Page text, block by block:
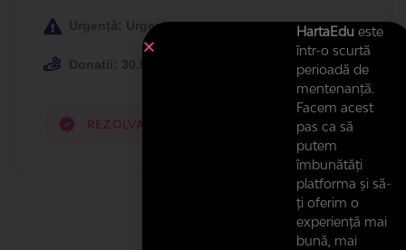
Urgență: Urgenta
Donatii: 30.000 (100,00%)
REZOLVATĂ DE
HartaEdu este
într-o scurtă
perioadă de
mentenanță.
Facem acest
pas ca să
putem
îmbunătăți
platforma și să-
ți oferim o
experiență mai
bună, mai